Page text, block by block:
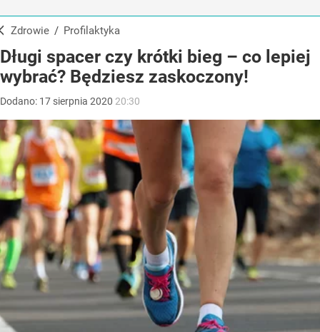
Zdrowie / Profilaktyka
Długi spacer czy krótki bieg – co lepiej
wybrać? Będziesz zaskoczony!
Dodano: 17 sierpnia 2020 20:30